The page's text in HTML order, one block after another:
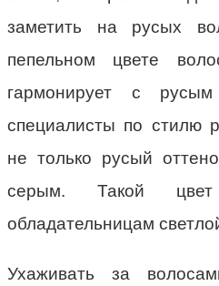
заметить на русых
пепельном цвете
гармонирует с
специалисты по стилю
не только русый
серым. Такой
обладательницам
Ухаживать за